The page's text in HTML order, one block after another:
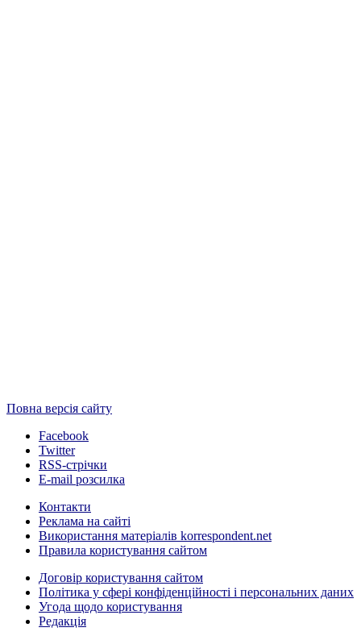
Повна версія сайту
Facebook
Twitter
RSS-стрічки
E-mail розсилка
Контакти
Реклама на сайті
Використання матеріалів korrespondent.net
Правила користування сайтом
Договір користування сайтом
Політика у сфері конфіденційності і персональних даних
Угода щодо користування
Редакція